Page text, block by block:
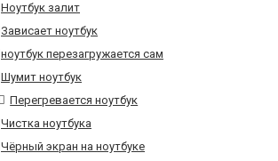
Ноутбук залит
Зависает ноутбук
ноутбук перезагружается сам
Шумит ноутбук
Перегревается ноутбук
Чистка ноутбука
Чёрный экран на ноутбуке